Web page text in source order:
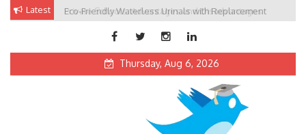
Skip Latest
Eco-Friendly Waterless Urinals with Replacement
Private Schools: Advantages and Disadvantages
Thursday, Aug 6, 2026